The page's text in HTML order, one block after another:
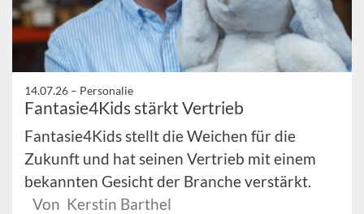
14.07.26 – Personalie
Fantasie4Kids stärkt Vertrieb
Fantasie4Kids stellt die Weichen für die
Zukunft und hat seinen Vertrieb mit einem
bekannten Gesicht der Branche verstärkt.
Von Kerstin Barthel